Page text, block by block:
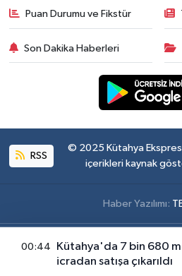
Puan Durumu ve Fikstür
Son Dakika Haberleri
RSS
© 2025 Kütahya Ekspres.
içerikleri kaynak
Haber Yazılımı:
00:44
Kütahya'da 7 bin 680
icradan satışa çıkarıldı